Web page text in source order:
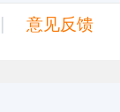
| 意见反馈